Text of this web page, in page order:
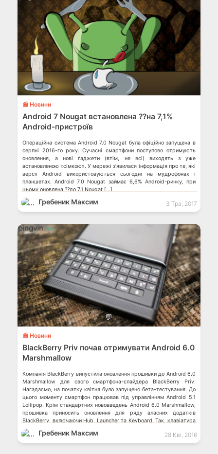
💬
📰 Новини
Android 7 Nougat встановлена ??на 7,1%
Android-пристроїв
Операційна система Android 7.0 Nougat була офіційно запущена в
серпні 2016-го року. Сучасні смартфони поступово отримують
оновлення, а нові ґаджети (втім, не всі) виходять з уже
встановленою «сімкою». У мережі з’явилася інформація про те, які
версії Android використовуються сьогодні на мудрофонах і
планшетах. Android 7.0 Nougat займає 6,6% Android-ринку, при
цьому оновлена ??до 7.1 Nougat […]
Гребеник Максим 3 Тра, 2017
💬
📰 Новини
BlackBerry Priv почав отримувати Android 6.0
Marshmallow
Компанія BlackBerry випустила оновлення прошивки до Android 6.0
Marshmallow для свого смартфона-слайдера BlackBerry Priv.
Нагадаємо, на початку квітня було запущено бета-тестування. До
цього моменту смартфон працював під управлінням Android 5.1
Lollipop. Крім стандартних нововведень Android 6.0 Marshmallow,
прошивка приносить оновлення для ряду власних додатків
BlackBerry, включаючи Hub, Launcher та Keyboard. Так, клавіатура
почала підтримувати введення […]
Гребеник Максим 28 Кві, 2016